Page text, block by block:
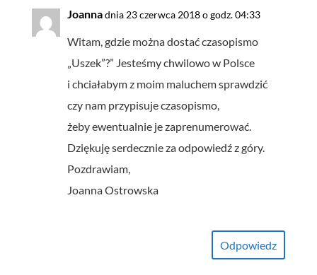
Joannadnia 23 czerwca 2018 o godz. 04:33
Witam, gdzie można dostać czasopismo
„Uszek”?” Jesteśmy chwilowo w Polsce
i chciałabym z moim maluchem sprawdzić
czy nam przypisuje czasopismo,
żeby ewentualnie je zaprenumerować.
Dziękuję serdecznie za odpowiedź z góry.
Pozdrawiam,
Joanna Ostrowska
Odpowiedz